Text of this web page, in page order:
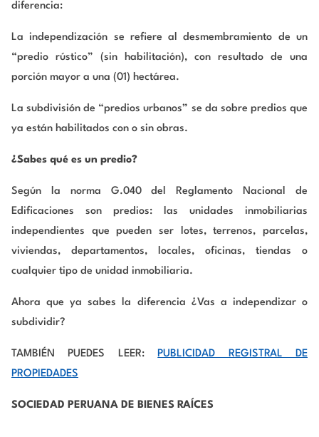
diferencia:
La independización se refiere al desmembramiento de un
“predio rústico” (sin habilitación), con resultado de una
porción mayor a una (01) hectárea.
La subdivisión de “predios urbanos” se da sobre predios que
ya están habilitados con o sin obras.
¿Sabes qué es un predio?
Según la norma G.040 del Reglamento Nacional de
Edificaciones son predios: las unidades inmobiliarias
independientes que pueden ser lotes, terrenos, parcelas,
viviendas, departamentos, locales, oficinas, tiendas o
cualquier tipo de unidad inmobiliaria.
Ahora que ya sabes la diferencia ¿Vas a independizar o
subdividir?
TAMBIÉN PUEDES LEER:PUBLICIDAD REGISTRAL DE
PROPIEDADES
SOCIEDAD PERUANA DE BIENES RAÍCES